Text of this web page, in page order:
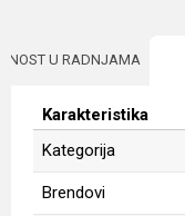
U RADNJAMA
Karakteristika
Kategorija
Brendovi